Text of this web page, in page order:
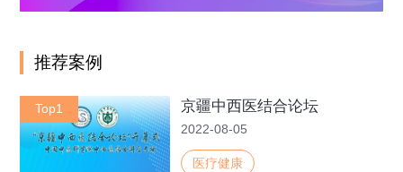
推荐案例
Top1 京疆中西医结合论坛
2022-08-05
医疗健康